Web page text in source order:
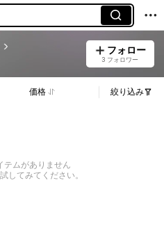
フォロー
3 フォロワー
価格 絞り込み
テムがありません
してみてください。